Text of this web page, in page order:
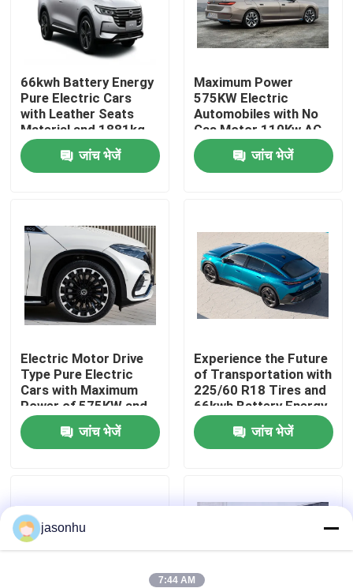
होम
हमारे बारे में
फैक्टरी यात्रा
गुणवत्ता नियंत्रण
हमसे संपर्क करें
एक बोली का अनुरोध
शुद्ध इलेक्ट्रिक कारें
66kwh Battery Energy
Pure Electric Cars
with Leather Seats
Material and 1881kg
Kerb Weight
जांच भेजें
Maximum Power
575KW Electric
Automobiles with No
Gas Motor 110Kw AC
Synchrounous Electric
Motor
जांच भेजें
Electric Motor Drive
Type Pure Electric
Cars with Maximum
Power of 575KW and
Kerb Weight of
1881kg
जांच भेजें
Experience the Future
of Transportation with
225/60 R18 Tires and
66kwh Battery Energy
Zero Emission Cars
जांच भेजें
jasonhu
7:44 AM